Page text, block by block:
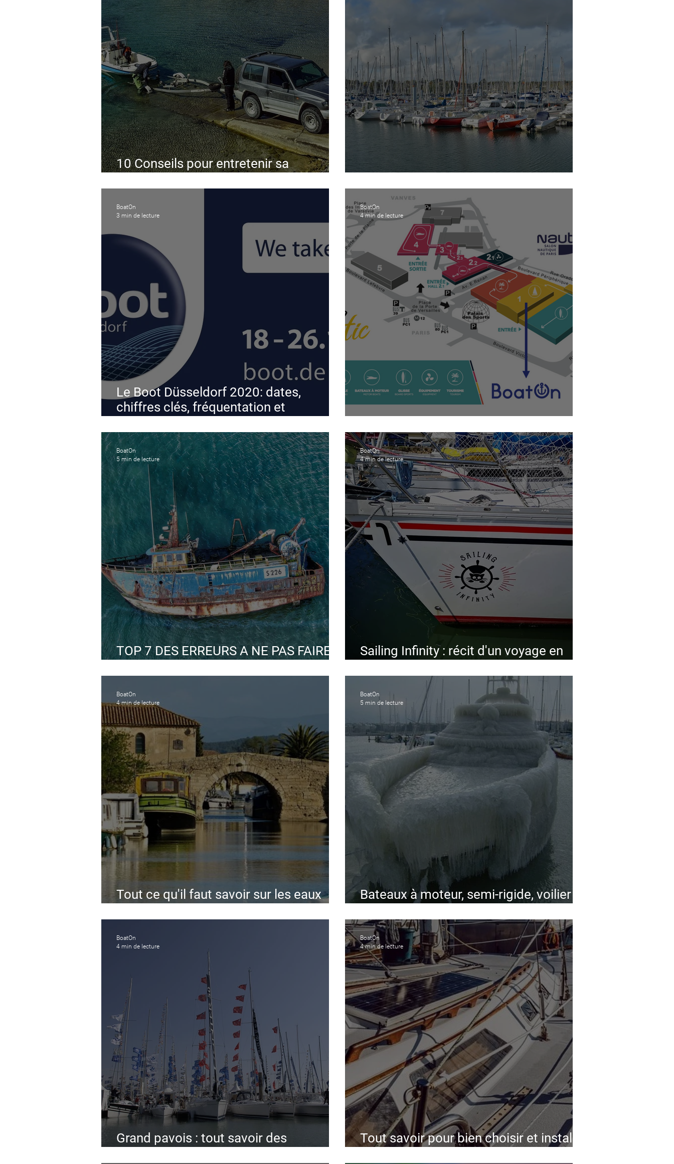
10 Conseils pour entretenir sa
Le Boot Düsseldorf 2020: dates,
chiffres clés, fréquentation et
BoatOn
3 min de lecture
BoatOn
4 min de lecture
TOP 7 DES ERREURS A NE PAS FAIRE
BoatOn
5 min de lecture
Sailing Infinity : récit d'un voyage en
BoatOn
4 min de lecture
Tout ce qu'il faut savoir sur les eaux
BoatOn
4 min de lecture
Bateaux à moteur, semi-rigide, voilier :
BoatOn
5 min de lecture
Grand pavois : tout savoir des
BoatOn
4 min de lecture
Tout savoir pour bien choisir et installer
BoatOn
4 min de lecture